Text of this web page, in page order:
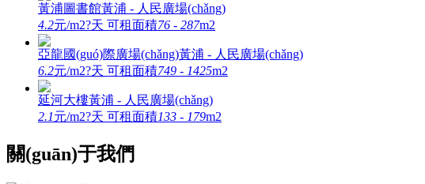
黃浦圖書館黃浦 - 人民廣場(chǎng)
4.2元/m2?天 可租面積76 - 287m2
亞龍國(guó)際廣場(chǎng)黃浦 - 人民廣場(chǎng)
6.2元/m2?天 可租面積749 - 1425m2
延河大樓黃浦 - 人民廣場(chǎng)
2.1元/m2?天 可租面積133 - 179m2
關(guān)于我們